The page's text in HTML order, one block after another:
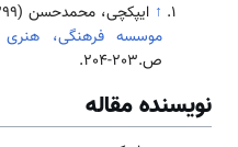
↑ ایپکچی، محمدحسن (1399). جامعه و فرهنگ
موسسه فرهنگی، هنری
ص.203-204.
نویسنده مقاله